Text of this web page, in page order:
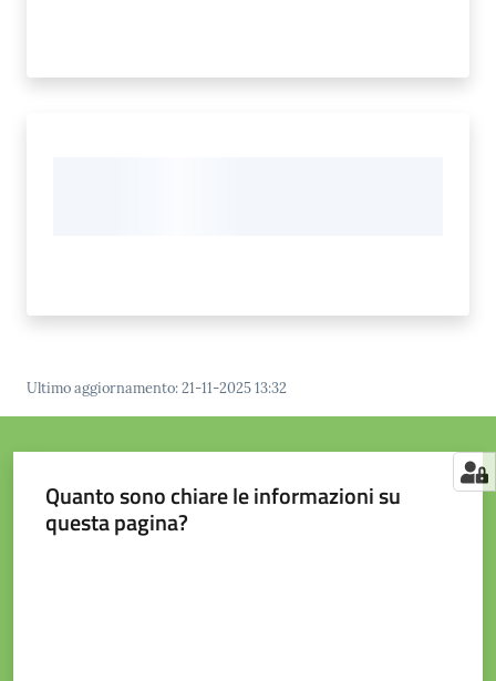
Ultimo aggiornamento:21-11-2025 13:32
Quanto sono chiare le informazioni su
questa pagina?